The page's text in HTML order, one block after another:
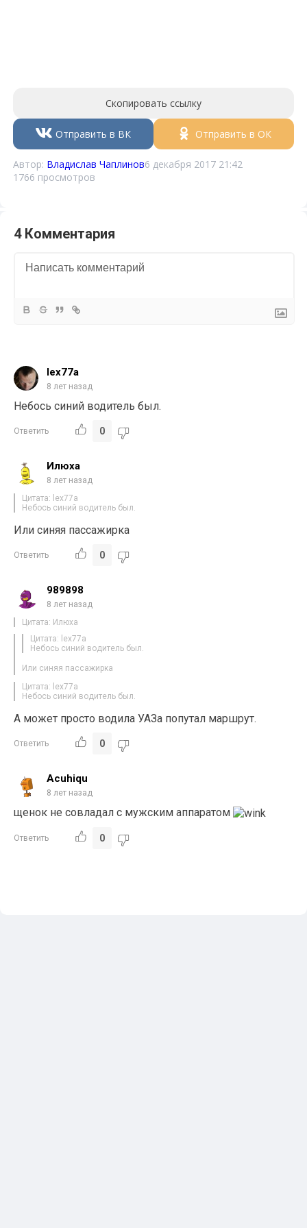
Скопировать ссылку
Отправить в ВК Отправить в ОК
Автор: Владислав Чаплинов6 декабря 2017 21:42
1766 просмотров
4 Комментария
lex77a
8 лет назад
Небось синий водитель был.
Ответить 0
Илюха
8 лет назад
Цитата: lex77a
Небось синий водитель был.
Или синяя пассажирка
Ответить 0
989898
8 лет назад
Цитата: Илюха
Цитата: lex77a
Небось синий водитель был.
Или синяя пассажирка
Цитата: lex77a
Небось синий водитель был.
А может просто водила УАЗа попутал маршрут.
Ответить 0
Acuhiqu
8 лет назад
щенок не совладал с мужским аппаратом
Ответить 0